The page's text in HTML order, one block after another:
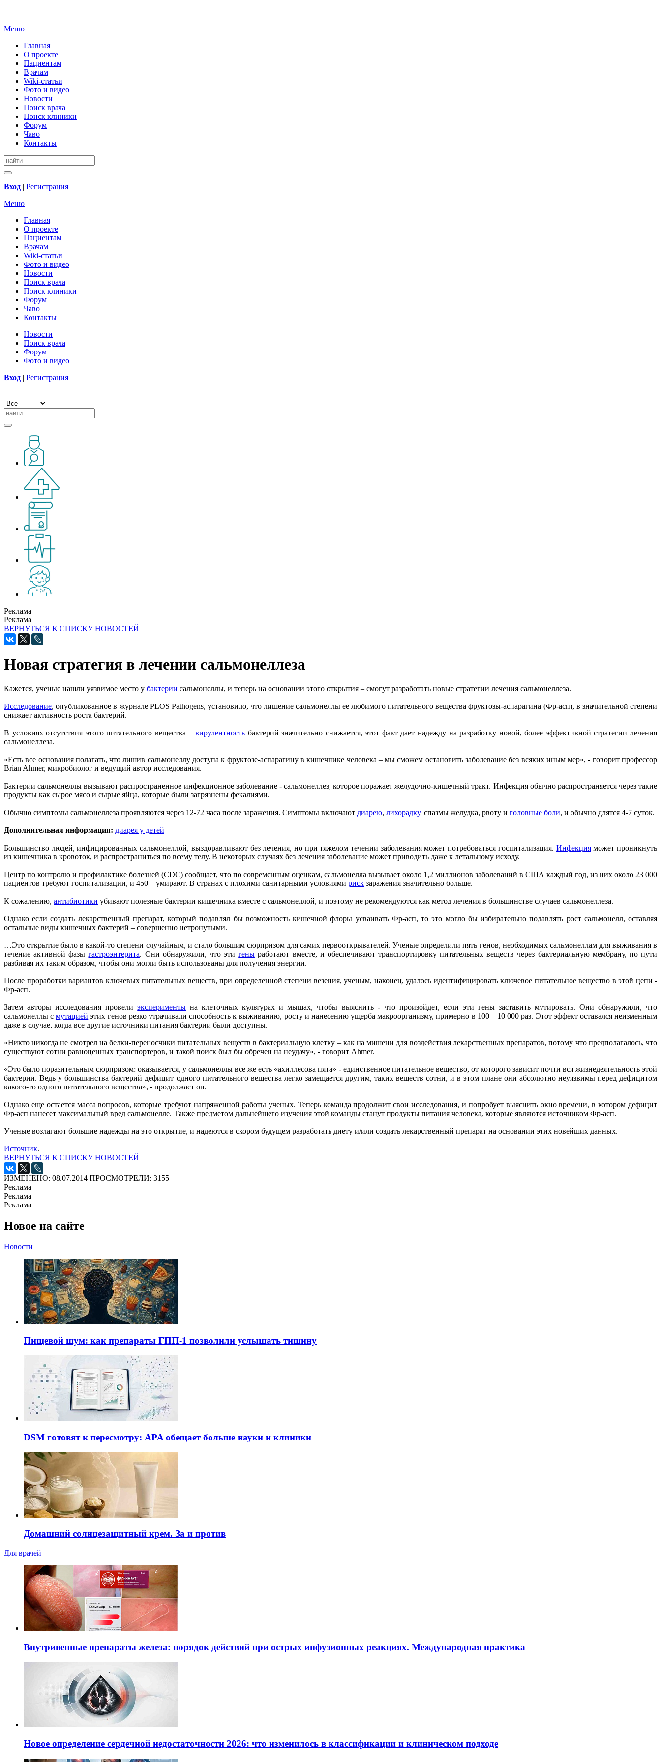
Меню
Главная
О проекте
Пациентам
Врачам
Wiki-статьи
Фото и видео
Новости
Поиск врача
Поиск клиники
Форум
Чаво
Контакты
Вход | Регистрация
Меню
Главная
О проекте
Пациентам
Врачам
Wiki-статьи
Фото и видео
Новости
Поиск врача
Поиск клиники
Форум
Чаво
Контакты
Новости
Поиск врача
Форум
Фото и видео
Вход | Регистрация
Реклама
Реклама
ВЕРНУТЬСЯ К СПИСКУ НОВОСТЕЙ
Новая стратегия в лечении сальмонеллеза
Кажется, ученые нашли уязвимое место у бактерии сальмонеллы, и теперь на основании этого открытия – смогут разработать новые стратегии лечения сальмонеллеза.
Исследование, опубликованное в журнале PLOS Pathogens, установило, что лишение сальмонеллы ее любимого питательного вещества фруктозы-аспарагина (Фр-асп), в значительной степени
снижает активность роста бактерий.
В условиях отсутствия этого питательного вещества – вирулентность бактерий значительно снижается, этот факт дает надежду на разработку новой, более эффективной стратегии лечения
сальмонеллеза.
«Есть все основания полагать, что лишив сальмонеллу доступа к фруктозе-аспарагину в кишечнике человека – мы сможем остановить заболевание без всяких иным мер», - говорит профессор
Brian Ahmer, микробиолог и ведущий автор исследования.
Бактерии сальмонеллы вызывают распространенное инфекционное заболевание - сальмонеллез, которое поражает желудочно-кишечный тракт. Инфекция обычно распространяется через такие
продукты как сырое мясо и сырые яйца, которые были загрязнены фекалиями.
Обычно симптомы сальмонеллеза проявляются через 12-72 часа после заражения. Симптомы включают диарею, лихорадку, спазмы желудка, рвоту и головные боли, и обычно длятся 4-7 суток.
Дополнительная информация: диарея у детей
Большинство людей, инфицированных сальмонеллой, выздоравливают без лечения, но при тяжелом течении заболевания может потребоваться госпитализация. Инфекцияможет проникнуть
из кишечника в кровоток, и распространиться по всему телу. В некоторых случаях без лечения заболевание может приводить даже к летальному исходу.
Центр по контролю и профилактике болезней (CDC) сообщает, что по современным оценкам, сальмонелла вызывает около 1,2 миллионов заболеваний в США каждый год, из них около 23 000
пациентов требуют госпитализации, и 450 – умирают. В странах с плохими санитарными условиями риск заражения значительно больше.
К сожалению, антибиотики убивают полезные бактерии кишечника вместе с сальмонеллой, и поэтому не рекомендуются как метод лечения в большинстве случаев сальмонеллеза.
Однако если создать лекарственный препарат, который подавлял бы возможность кишечной флоры усваивать Фр-асп, то это могло бы избирательно подавлять рост сальмонелл, оставляя
остальные виды кишечных бактерий – совершенно нетронутыми.
…Это открытие было в какой-то степени случайным, и стало большим сюрпризом для самих первооткрывателей. Ученые определили пять генов, необходимых сальмонеллам для выживания в
течение активной фазыгастроэнтерита. Они обнаружили, что этигены работают вместе, и обеспечивают транспортировку питательных веществ через бактериальную мембрану, по пути
разбивая их таким образом, чтобы они могли быть использованы для получения энергии.
После проработки вариантов ключевых питательных веществ, при определенной степени везения, ученым, наконец, удалось идентифицировать ключевое питательное вещество в этой цепи -
Фр-асп.
Затем авторы исследования провелиэксперименты на клеточных культурах и мышах, чтобы выяснить - что произойдет, если эти гены заставить мутировать. Они обнаружили, что
сальмонеллы смутацией этих генов резко утрачивали способность к выживанию, росту и нанесению ущерба макроорганизму, примерно в 100 – 10 000 раз. Этот эффект оставался неизменным
даже в случае, когда все другие источники питания бактерии были доступны.
«Никто никогда не смотрел на белки-переносчики питательных веществ в бактериальную клетку – как на мишени для воздействия лекарственных препаратов, потому что предполагалось, что
существуют сотни равноценных транспортеров, и такой поиск был бы обречен на неудачу», - говорит Ahmer.
«Это было поразительным сюрпризом: оказывается, у сальмонеллы все же есть «ахиллесова пята» - единственное питательное вещество, от которого зависит почти вся жизнедеятельность этой
бактерии. Ведь у большинства бактерий дефицит одного питательного вещества легко замещается другим, таких веществ сотни, и в этом плане они абсолютно неуязвимы перед дефицитом
какого-то одного питательного вещества», - продолжает он.
Однако еще остается масса вопросов, которые требуют напряженной работы ученых. Теперь команда продолжит свои исследования, и попробует выяснить окно времени, в котором дефицит
Фр-асп нанесет максимальный вред сальмонелле. Также предметом дальнейшего изучения этой команды станут продукты питания человека, которые являются источником Фр-асп.
Ученые возлагают большие надежды на это открытие, и надеются в скором будущем разработать диету и/или создать лекарственный препарат на основании этих новейших данных.
Источник.
ВЕРНУТЬСЯ К СПИСКУ НОВОСТЕЙ
ИЗМЕНЕНО: 08.07.2014 ПРОСМОТРЕЛИ: 3155
Реклама
Реклама
Реклама
Новое на сайте
Новости
Пищевой шум: как препараты ГПП-1 позволили услышать тишину
DSM готовят к пересмотру: APA обещает больше науки и клиники
Домашний солнцезащитный крем. За и против
Для врачей
Внутривенные препараты железа: порядок действий при острых инфузионных реакциях. Международная практика
Новое определение сердечной недостаточности 2026: что изменилось в классификации и клиническом подходе